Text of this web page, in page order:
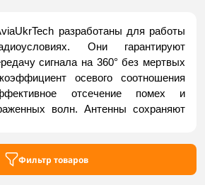
разработаны для работы
Они гарантируют
сигнала на 360° без мертвых
осевого соотношения
отсечение помех и
волн. Антенны сохраняют
сигнала даже при активном
защищает геометрию лепестков
Фильтр товаров